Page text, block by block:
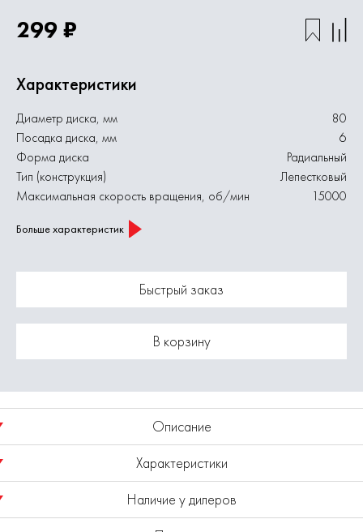
299 ₽
Характеристики
Диаметр диска, мм
80
Посадка диска, мм
6
Форма диска
Радиальный
Тип (конструкция)
Лепестковый
Максимальная скорость вращения, об/мин
15000
Больше характеристик
Быстрый заказ
В корзину
Описание
Круг лепестковый радиальный предназначен для шлифования
поверхности изделий из металла, дерева и пластика, снятия с
них краски, лаков, ржавчины, окалины и заусенцев с помощью
Характеристики
Диаметр диска, мм
80
Наличие у дилеров